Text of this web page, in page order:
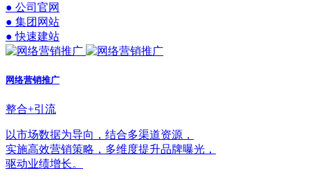
● 公司官网
● 集团网站
● 快速建站
网络营销推广
整合+引流
以市场数据为导向，结合多渠道资源，
实施高效营销策略，多维度提升品牌曝光，
驱动业绩增长。